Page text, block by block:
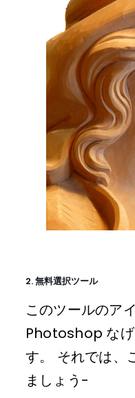
2. 無料選択ツール
このツールのア
Photoshop なげ
す。 それでは、
ましょう-